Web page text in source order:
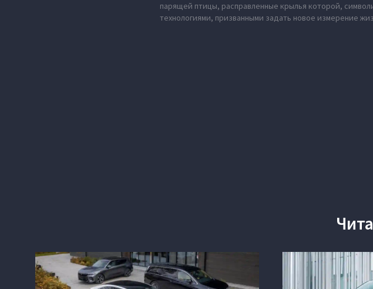
парящей птицы, расправленные крылья которой,
технологиями, призванными задать новое измерение